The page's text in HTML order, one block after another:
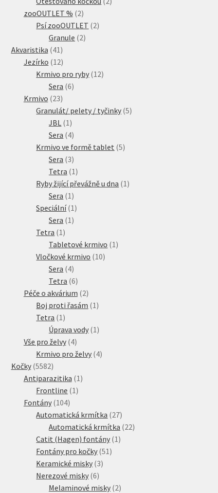
zooOUTLET % 22
produkty
Psí zooOUTLET 22
Granule 22
Akvaristika 41 41
produktů
Jezírko 1212
produktů
Krmivo pro ryby 1212
Sera 66
Krmivo 2323
produktů
Granulát/ pelety / tyčinky 55
JBL 1 1
produkt
Sera 44
produkty
Krmivo ve formě tablet 55
Sera 33
produkty
Tetra 1 1
produkt
Ryby žijící převážně u dna 1 1
Sera 1 1
produkt
Speciální 1 1
Sera 1 1
Tetra 1 1
produkt
Tabletové krmivo 1 1
Vločkové krmivo 1010
Sera 44
produkty
Tetra 66
produktů
Péče o akvárium 22
produkty
Boj proti řasám 1 1
Tetra 1 1
produkt
Úprava vody 1 1
Vše pro želvy 44
produkty
Krmivo pro želvy 44
Kočky 55825582
produktů
Antiparazitika 1 1
Frontline 1 1
Fontány 104104
produktů
Automatická krmítka 2727
produktů
Automatická krmítka 2222
Catit (Hagen) fontány 1 1
Fontány pro kočky 51 51
Keramické misky 33
Nerezové misky 66
produktů
Melaminové misky 22